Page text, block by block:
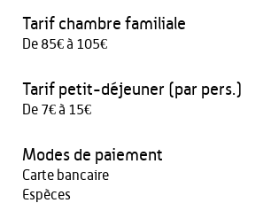
Tarif chambre familiale
De 85€ à 105€
Tarif petit-déjeuner (par pers.)
De 7€ à 15€
Modes de paiement
Carte bancaire
Espèces